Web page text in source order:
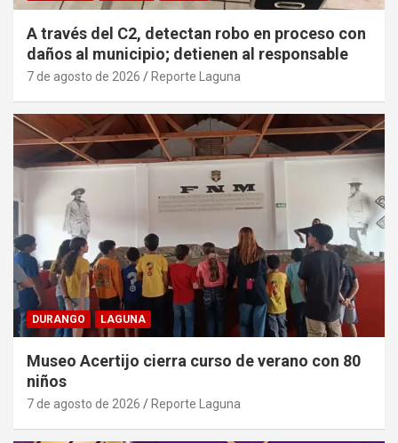
A través del C2, detectan robo en proceso con
daños al municipio; detienen al responsable
7 de agosto de 2026 Reporte Laguna
DURANGO LAGUNA
Museo Acertijo cierra curso de verano con 80
niños
7 de agosto de 2026 Reporte Laguna